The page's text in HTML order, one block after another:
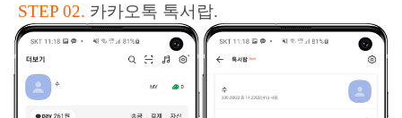
STEP 02. 카카오톡 톡서랍.